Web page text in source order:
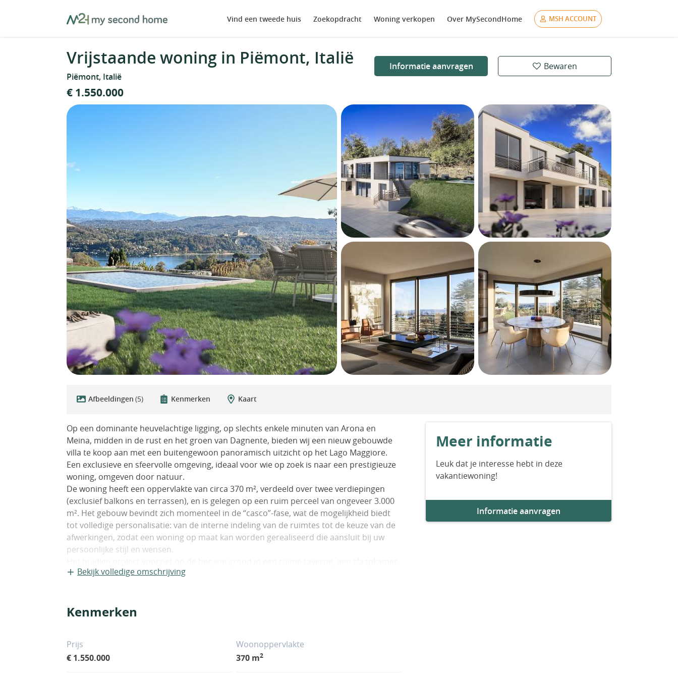
MySecondHome Vind een tweede huis Zoekopdracht Woning verkopen Over MySecondHome MSH ACCOUNT
Vrijstaande woning in Piëmont, Italië
Piëmont, Italië
Informatie aanvragen Bewaren
€ 1.550.000
Afbeeldingen (5) Kenmerken Kaart
Op een dominante heuvelachtige ligging, op slechts enkele minuten van Arona en
Meina, midden in de rust en het groen van Dagnente, bieden wij een nieuw gebouwde
villa te koop aan met een buitengewoon panoramisch uitzicht op het Lago Maggiore.
Een exclusieve en sfeervolle omgeving, ideaal voor wie op zoek is naar een prestigieuze
woning, omgeven door natuur.
De woning heeft een oppervlakte van circa 370 m², verdeeld over twee verdiepingen
(exclusief balkons en terrassen), en is gelegen op een ruim perceel van ongeveer 3.000
m². Het gebouw bevindt zich momenteel in de “casco”-fase, wat de mogelijkheid biedt
tot volledige personalisatie: van de interne indeling van de ruimtes tot de keuze van de
afwerkingen, zodat een woning op maat kan worden gerealiseerd die aansluit bij uw
persoonlijke stijl en wensen.
met inloopkast en eigen badkamer, een berging, een extra gastentoilet, een sauna en
De eerste verdieping is volledig gewijd aan de leefruimte, opgevat als een grote open
verbinding met de buitenruimtes. Verder omvat deze verdieping een gastentoilet, de
master bedroom met en-suite badkamer en inloopkast, evenals twee extra
Bekijk volledige omschrijving
Kenmerken
Prijs
€ 1.550.000
Woonoppervlakte
370 m2
Meer informatie
Leuk dat je interesse hebt in deze
vakantiewoning!
Informatie aanvragen